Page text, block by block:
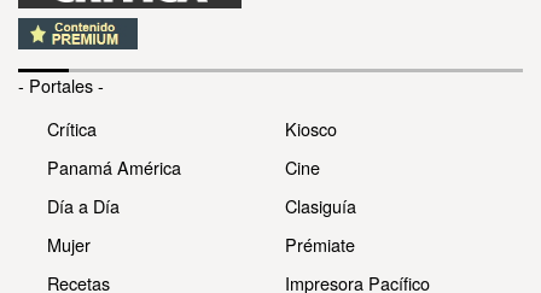
- Portales -
Crítica
Panamá América
Día a Día
Mujer
Recetas
Kiosco
Cine
Clasiguía
Prémiate
Impresora Pacífico